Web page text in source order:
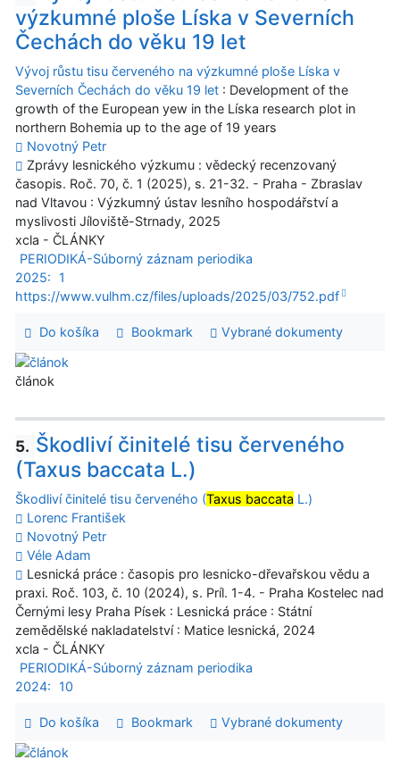
výzkumné ploše Líska v Severních
Čechách do věku 19 let
Vývoj růstu tisu červeného na výzkumné ploše Líska v
Severních Čechách do věku 19 let : Development of the
growth of the European yew in the Líska research plot in
northern Bohemia up to the age of 19 years
Novotný Petr
Zprávy lesnického výzkumu : vědecký recenzovaný
časopis. Roč. 70, č. 1 (2025), s. 21-32. - Praha - Zbraslav
nad Vltavou : Výzkumný ústav lesního hospodářství a
myslivosti Jíloviště-Strnady, 2025
xcla - ČLÁNKY
PERIODIKÁ-Súborný záznam periodika
2025:
1
https://www.vulhm.cz/files/uploads/2025/03/752.pdf
Do košíka Bookmark Vybrané dokumenty
článok
5. Škodliví činitelé tisu červeného
(Taxus baccata L.)
Škodliví činitelé tisu červeného (Taxus baccata L.)
Lorenc František
Novotný Petr
Véle Adam
Lesnická práce : časopis pro lesnicko-dřevařskou vědu a
praxi. Roč. 103, č. 10 (2024), s. Príl. 1-4. - Praha Kostelec nad
Černými lesy Praha Písek : Lesnická práce : Státní
zemědělské nakladatelství : Matice lesnická, 2024
xcla - ČLÁNKY
PERIODIKÁ-Súborný záznam periodika
2024:
10
Do košíka Bookmark Vybrané dokumenty